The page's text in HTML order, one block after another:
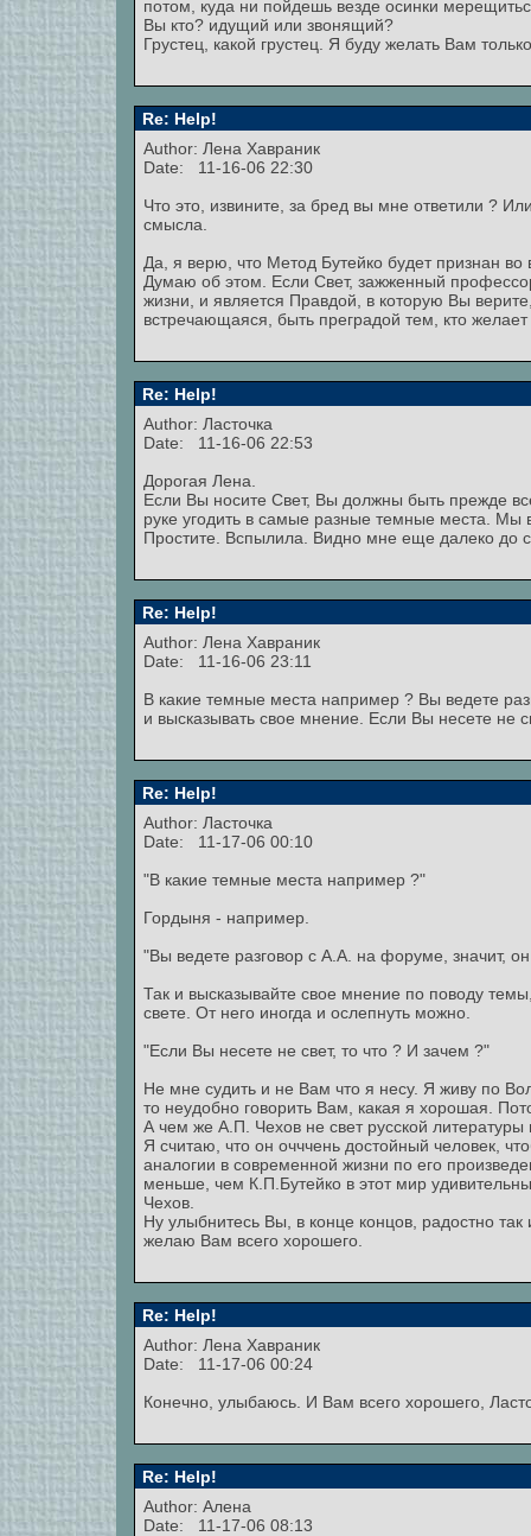
потом, куда ни пойдешь везде осинки
Вы кто? идущий или звонящий?
Грустец, какой грустец. Я буду желать Вам
Re: Help!
Author: Лена Хавраник
Date: 11-16-06 22:30
Что это, извините, за бред вы мне ответили ?
смысла.
Да, я верю, что Метод Бутейко будет признан
Думаю об этом. Если Свет, зажженный
жизни, и является Правдой, в которую Вы
встречающаяся, быть преградой тем, кто
Re: Help!
Author: Ласточка
Date: 11-16-06 22:53
Дорогая Лена.
Если Вы носите Свет, Вы должны быть прежде
руке угодить в самые разные темные места. Мы
Простите. Вспылила. Видно мне еще далеко до
Re: Help!
Author: Лена Хавраник
Date: 11-16-06 23:11
В какие темные места например ? Вы ведете
и высказывать свое мнение. Если Вы несете не
Re: Help!
Author: Ласточка
Date: 11-17-06 00:10
"В какие темные места например ?"
Гордыня - например.
"Вы ведете разговор с А.А. на форуме, значит,
Так и высказывайте свое мнение по поводу
свете. От него иногда и ослепнуть можно.
"Если Вы несете не свет, то что ? И зачем ?"
Не мне судить и не Вам что я несу. Я живу по
то неудобно говорить Вам, какая я хорошая.
А чем же А.П. Чехов не свет русской литературы
Я считаю, что он очччень достойный человек,
аналогии в современной жизни по его
меньше, чем К.П.Бутейко в этот мир
Чехов.
Ну улыбнитесь Вы, в конце концов, радостно
желаю Вам всего хорошего.
Re: Help!
Author: Лена Хавраник
Date: 11-17-06 00:24
Конечно, улыбаюсь. И Вам всего хорошего,
Re: Help!
Author: Алена
Date: 11-17-06 08:13